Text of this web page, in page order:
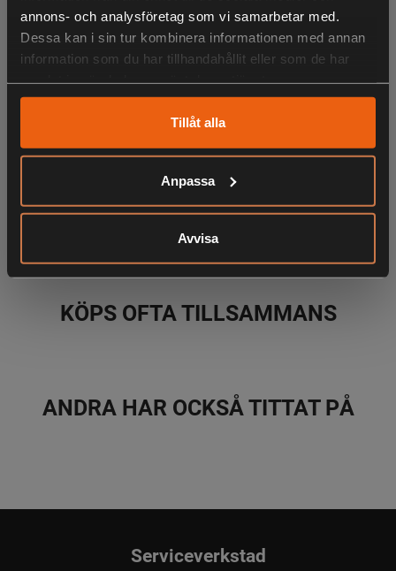
annons- och analysföretag som vi samarbetar med.
Dessa kan i sin tur kombinera informationen med annan
information som du har tillhandahållit eller som de har
Tillåt alla
Anpassa
Avvisa
smutsavstötande egenskaper. En lättviktsbyxa som passar
till alla typer av utomhusaktiveter t ex vandring, fiske och
hundträning.
Vikt:360 gram (i storlek 38)
72% polyamid, 20% polyester, 8% elastan.
LIKNANDE PRODUKTER
KÖPS OFTA TILLSAMMANS
ANDRA HAR OCKSÅ TITTAT PÅ
Serviceverkstad